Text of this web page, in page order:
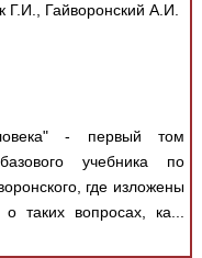
Г.И., Гайворонский А.И.
- первый том
учебника по
где изложены
таких вопросах, ка...